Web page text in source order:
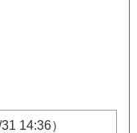
31 14:36）